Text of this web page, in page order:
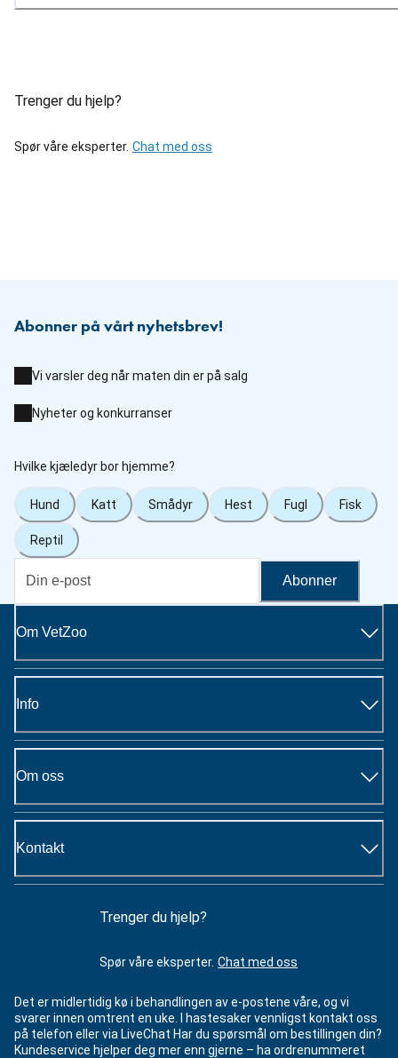
Trenger du hjelp?
Spør våre eksperter. Chat med oss
Abonner på vårt nyhetsbrev!
Vi varsler deg når maten din er på salg
Nyheter og konkurranser
Hvilke kjæledyr bor hjemme?
Hund Katt Smådyr Hest Fugl Fisk
Reptil
Abonner
Om VetZoo
Info
Om oss
Kontakt
Trenger du hjelp?
Spør våre eksperter. Chat med oss
Det er midlertidig kø i behandlingen av e-postene våre, og vi
svarer innen omtrent en uke. I hastesaker vennligst kontakt oss
på telefon eller via LiveChat Har du spørsmål om bestillingen din?
Kundeservice hjelper deg mer enn gjerne – ha ordrenummeret